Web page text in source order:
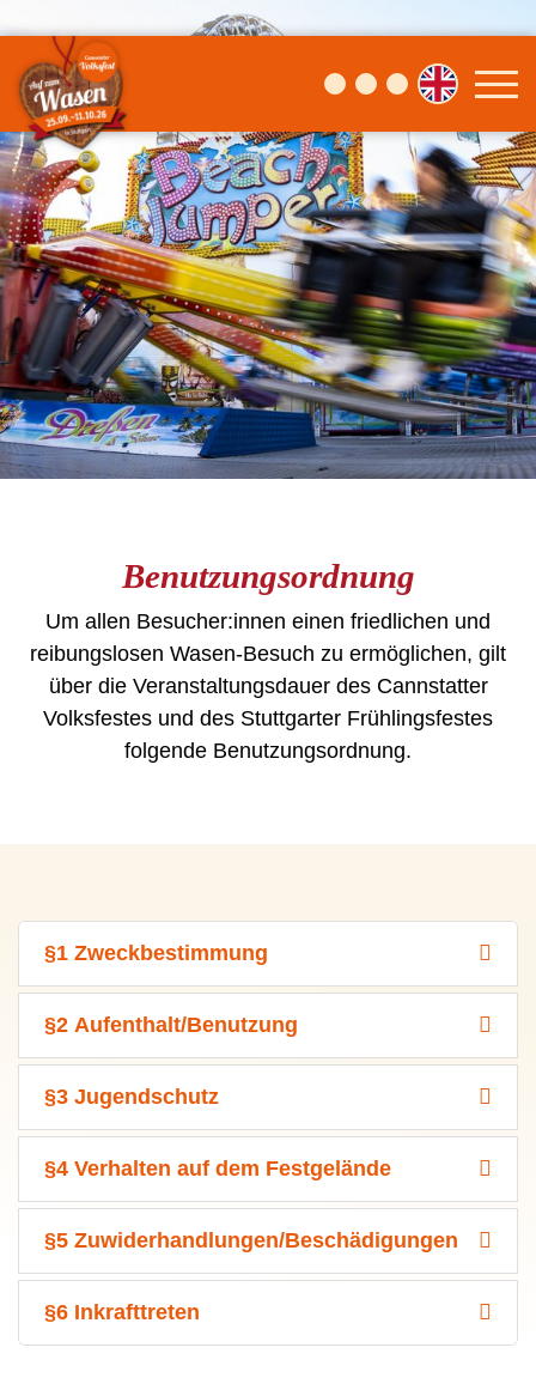
Benutzungsordnung
Um allen Besucher:innen einen friedlichen und
reibungslosen Wasen-Besuch zu ermöglichen, gilt
über die Veranstaltungsdauer des Cannstatter
Volksfestes und des Stuttgarter Frühlingsfestes
folgende Benutzungsordnung.
§1 Zweckbestimmung
§2 Aufenthalt/Benutzung
§3 Jugendschutz
§4 Verhalten auf dem Festgelände
§5 Zuwiderhandlungen/Beschädigungen
§6 Inkrafttreten